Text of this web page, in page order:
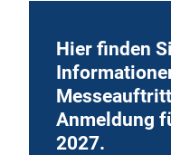
Hier finden
Anmeldung
2027.